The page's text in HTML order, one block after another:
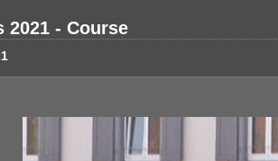
2021 - Course